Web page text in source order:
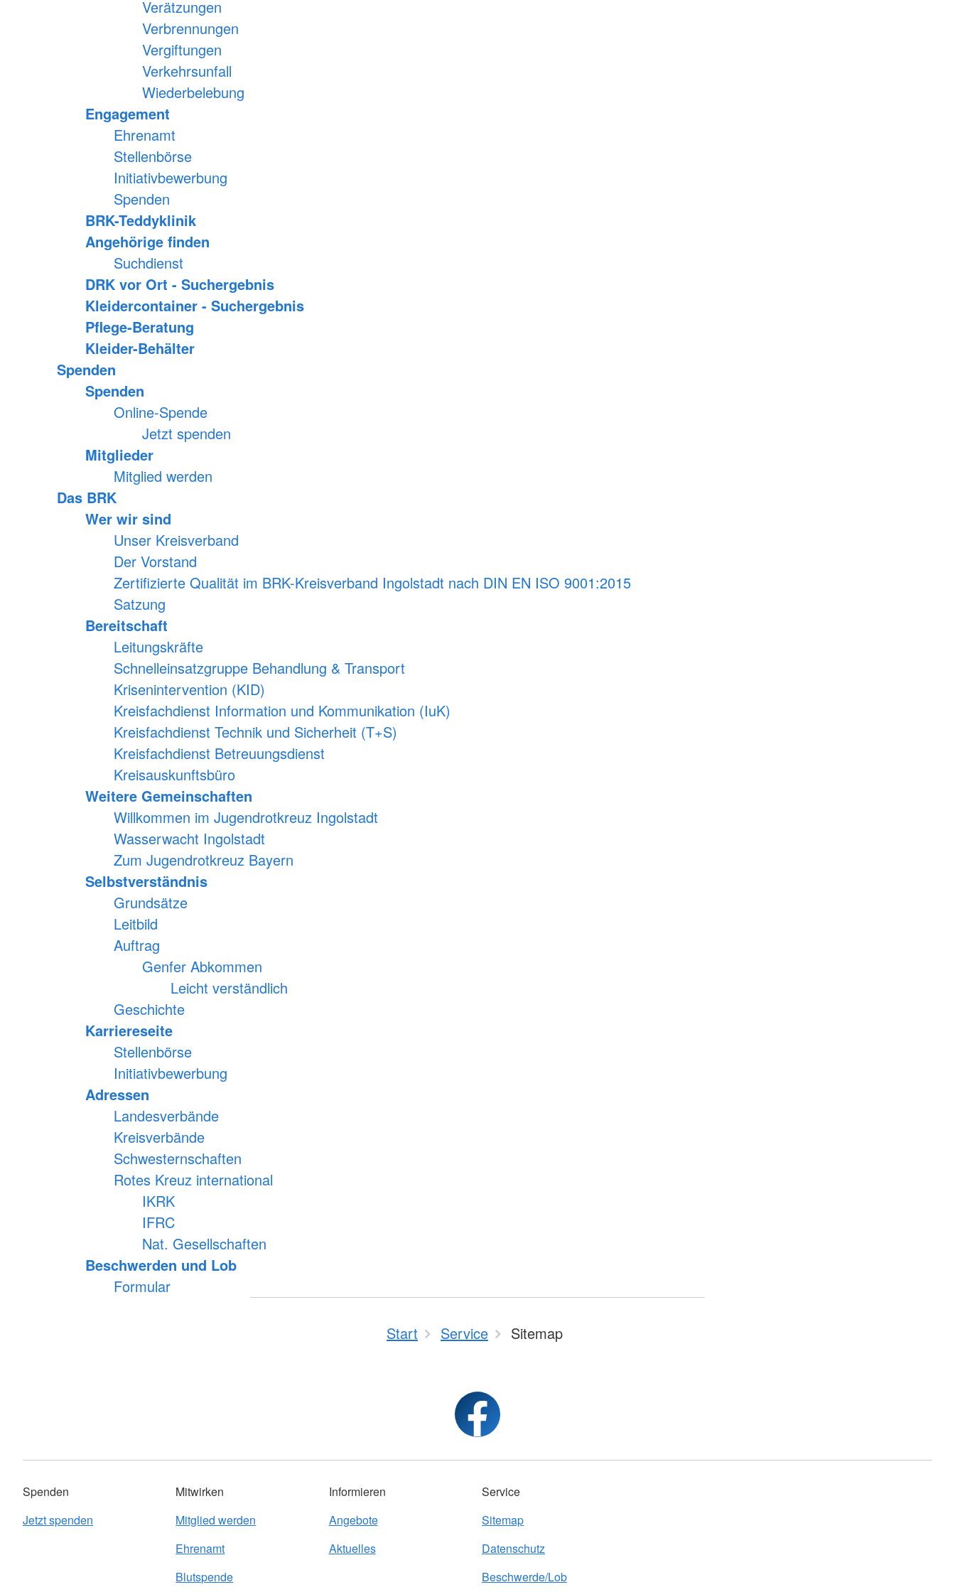
Verätzungen
Verbrennungen
Vergiftungen
Verkehrsunfall
Wiederbelebung
Engagement
Ehrenamt
Stellenbörse
Initiativbewerbung
Spenden
BRK-Teddyklinik
Angehörige finden
Suchdienst
DRK vor Ort - Suchergebnis
Kleidercontainer - Suchergebnis
Pflege-Beratung
Kleider-Behälter
Spenden
Spenden
Online-Spende
Jetzt spenden
Mitglieder
Mitglied werden
Das BRK
Wer wir sind
Unser Kreisverband
Der Vorstand
Zertifizierte Qualität im BRK-Kreisverband Ingolstadt nach DIN EN ISO 9001:2015
Satzung
Bereitschaft
Leitungskräfte
Schnelleinsatzgruppe Behandlung & Transport
Krisenintervention (KID)
Kreisfachdienst Information und Kommunikation (IuK)
Kreisfachdienst Technik und Sicherheit (T+S)
Kreisfachdienst Betreuungsdienst
Kreisauskunftsbüro
Weitere Gemeinschaften
Willkommen im Jugendrotkreuz Ingolstadt
Wasserwacht Ingolstadt
Zum Jugendrotkreuz Bayern
Selbstverständnis
Grundsätze
Leitbild
Auftrag
Genfer Abkommen
Leicht verständlich
Geschichte
Karriereseite
Stellenbörse
Initiativbewerbung
Adressen
Landesverbände
Kreisverbände
Schwesternschaften
Rotes Kreuz international
IKRK
IFRC
Nat. Gesellschaften
Beschwerden und Lob
Formular
Start Service Sitemap
Spenden
Jetzt spenden
Mitwirken
Mitglied werden
Ehrenamt
Blutspende
Informieren
Angebote
Aktuelles
Service
Sitemap
Datenschutz
Beschwerde/Lob